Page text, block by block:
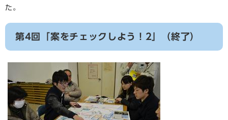
た。
第4回「案をチェックしよう！2」（終了）